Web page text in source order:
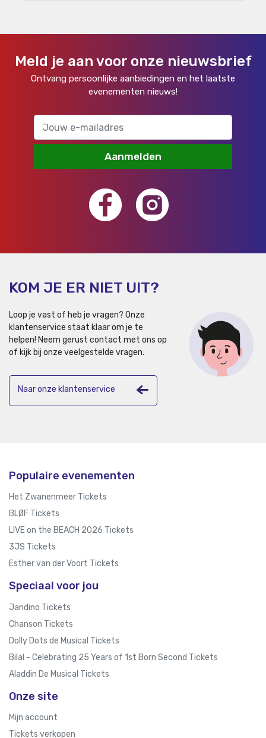
Meld je aan voor onze nieuwsbrief
Ontvang persoonlijke aanbiedingen en het laatste
evenementen nieuws!
Aanmelden
KOM JE ER NIET UIT?
Loop je vast of heb je vragen? Onze
klantenservice staat klaar om je te
helpen! Neem gerust contact met ons op
of kijk bij onze veelgestelde vragen.
Naar onze klantenservice
Populaire evenementen
Het Zwanenmeer Tickets
BLØF Tickets
LIVE on the BEACH 2026 Tickets
3JS Tickets
Esther van der Voort Tickets
Speciaal voor jou
Jandino Tickets
Chanson Tickets
Dolly Dots de Musical Tickets
Bilal - Celebrating 25 Years of 1st Born Second Tickets
Aladdin De Musical Tickets
Onze site
Mijn account
Tickets verkopen